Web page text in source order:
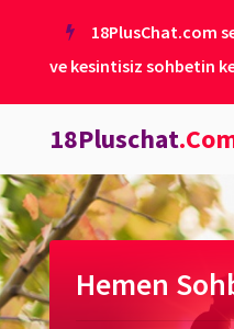
18PlusChat.com
ve kesintisiz sohbetin
18Pluschat
Hemen